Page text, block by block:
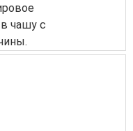
чашу с